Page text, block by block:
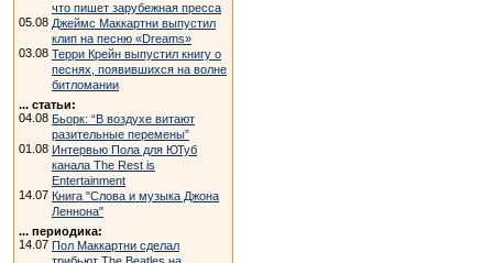
что пишет зарубежная пресса
05.08 Джеймс Маккартни выпустил
клип на песню «Dreams»
03.08 Терри Крейн выпустил книгу о
песнях, появившихся на волне
битломании
... статьи:
04.08 Бьорк: “В воздухе витают
разительные перемены”
01.08 Интервью Пола для ЮТуб
канала The Rest is
Entertainment
14.07 Книга "Слова и музыка Джона
Леннона"
... периодика:
14.07 Пол Маккартни сделал